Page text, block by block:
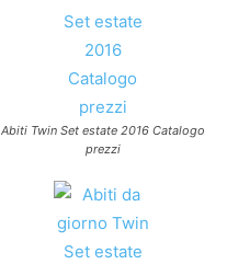
Abiti Twin Set estate 2016 Catalogo
prezzi